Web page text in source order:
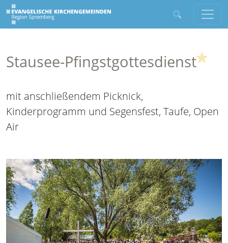
Stausee-Pfingstgottesdienst
mit anschließendem Picknick,
Kinderprogramm und Segensfest, Taufe, Open
Air